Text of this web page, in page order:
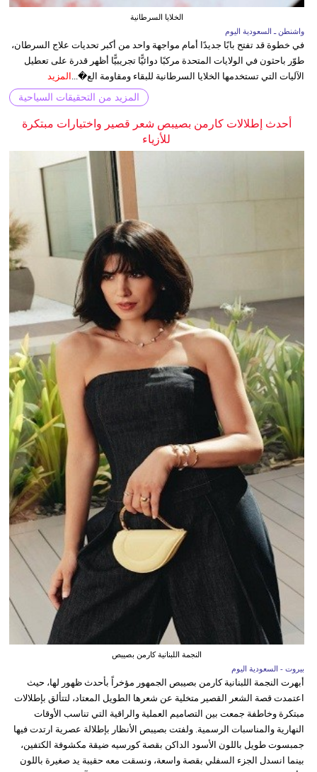
الخلايا السرطانية
واشنطن ـ السعودية اليوم
في خطوة قد تفتح بابًا جديدًا أمام مواجهة واحد من أكبر تحديات علاج السرطان،
طوّر باحثون في الولايات المتحدة مركبًا دوائيًّا تجريبيًّا أظهر قدرة على تعطيل
الآليات التي تستخدمها الخلايا السرطانية للبقاء ومقاومة الع�... المزيد
المزيد من التحقيقات السياحية
أحدث إطلالات كارمن بصيبص شعر قصير واختيارات مبتكرة
للأزياء
النجمة اللبنانية كارمن بصيبص
بيروت - السعودية اليوم
أبهرت النجمة اللبنانية كارمن بصيبص الجمهور مؤخراً بأحدث ظهور لها، حيث
اعتمدت قصة الشعر القصير متخلية عن شعرها الطويل المعتاد، لتتألق بإطلالات
مبتكرة وخاطفة جمعت بين التصاميم العملية والراقية التي تناسب الأوقات
النهارية والمناسبات الرسمية. ولفتت بصيبص الأنظار بإطلالة عصرية ارتدت فيها
جمبسوت طويل باللون الأسود الداكن بقصة كورسيه ضيقة مكشوفة الكتفين،
بينما انسدل الجزء السفلي بقصة واسعة، ونسقت معه حقيبة يد صغيرة باللون